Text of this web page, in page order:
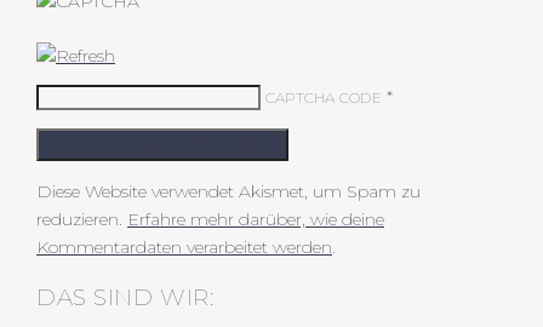
CAPTCHA CODE *
Diese Website verwendet Akismet, um Spam zu
reduzieren. Erfahre mehr darüber, wie deine
Kommentardaten verarbeitet werden.
DAS SIND WIR: